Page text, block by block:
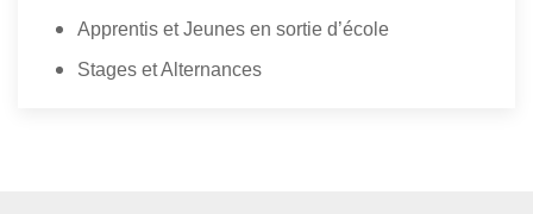
Apprentis et Jeunes en sortie d’école
Stages et Alternances